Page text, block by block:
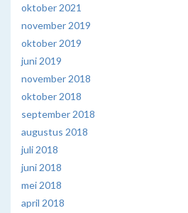
oktober 2021
november 2019
oktober 2019
juni 2019
november 2018
oktober 2018
september 2018
augustus 2018
juli 2018
juni 2018
mei 2018
april 2018